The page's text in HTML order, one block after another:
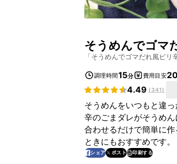
そうめんでゴマ
「そうめんでゴマだれ風ピリ
調理時間15分 費用目安
4.49 ( 341)
そうめんをいつもと違
辛のごまダレがそうめ
合わせるだけで簡単に
ときにもおすすめです。
シェア ポスト 印刷する